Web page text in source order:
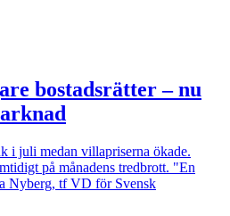
bostadsrätter – nu
i juli medan villapriserna ökade.
på månadens tredbrott. "En
Nyberg, tf VD för Svensk